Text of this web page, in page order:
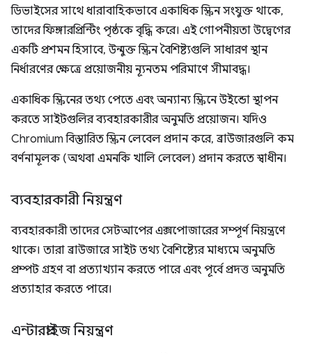
ডিভাইসের সাথে ধারাবাহিকভাবে একাধিক স্ক্রিন সংযুক্ত থাকে,
তাদের ফিঙ্গারপ্রিন্টিং পৃষ্ঠকে বৃদ্ধি করে। এই গোপনীয়তা উদ্বেগের
একটি প্রশমন হিসাবে, উন্মুক্ত স্ক্রিন বৈশিষ্ট্যগুলি সাধারণ স্থান
নির্ধারণের ক্ষেত্রে প্রয়োজনীয় ন্যূনতম পরিমাণে সীমাবদ্ধ।
একাধিক স্ক্রিনের তথ্য পেতে এবং অন্যান্য স্ক্রিনে উইন্ডো স্থাপন
করতে সাইটগুলির ব্যবহারকারীর অনুমতি প্রয়োজন। যদিও
Chromium বিস্তারিত স্ক্রিন লেবেল প্রদান করে, ব্রাউজারগুলি কম
বর্ণনামূলক (অথবা এমনকি খালি লেবেল) প্রদান করতে স্বাধীন।
ব্যবহারকারী নিয়ন্ত্রণ
ব্যবহারকারী তাদের সেটআপের এক্সপোজারের সম্পূর্ণ নিয়ন্ত্রণে
থাকে। তারা ব্রাউজারে সাইট তথ্য বৈশিষ্ট্যের মাধ্যমে অনুমতি
প্রম্পট গ্রহণ বা প্রত্যাখ্যান করতে পারে এবং পূর্বে প্রদত্ত অনুমতি
প্রত্যাহার করতে পারে।
এন্টারপ্রাইজ নিয়ন্ত্রণ